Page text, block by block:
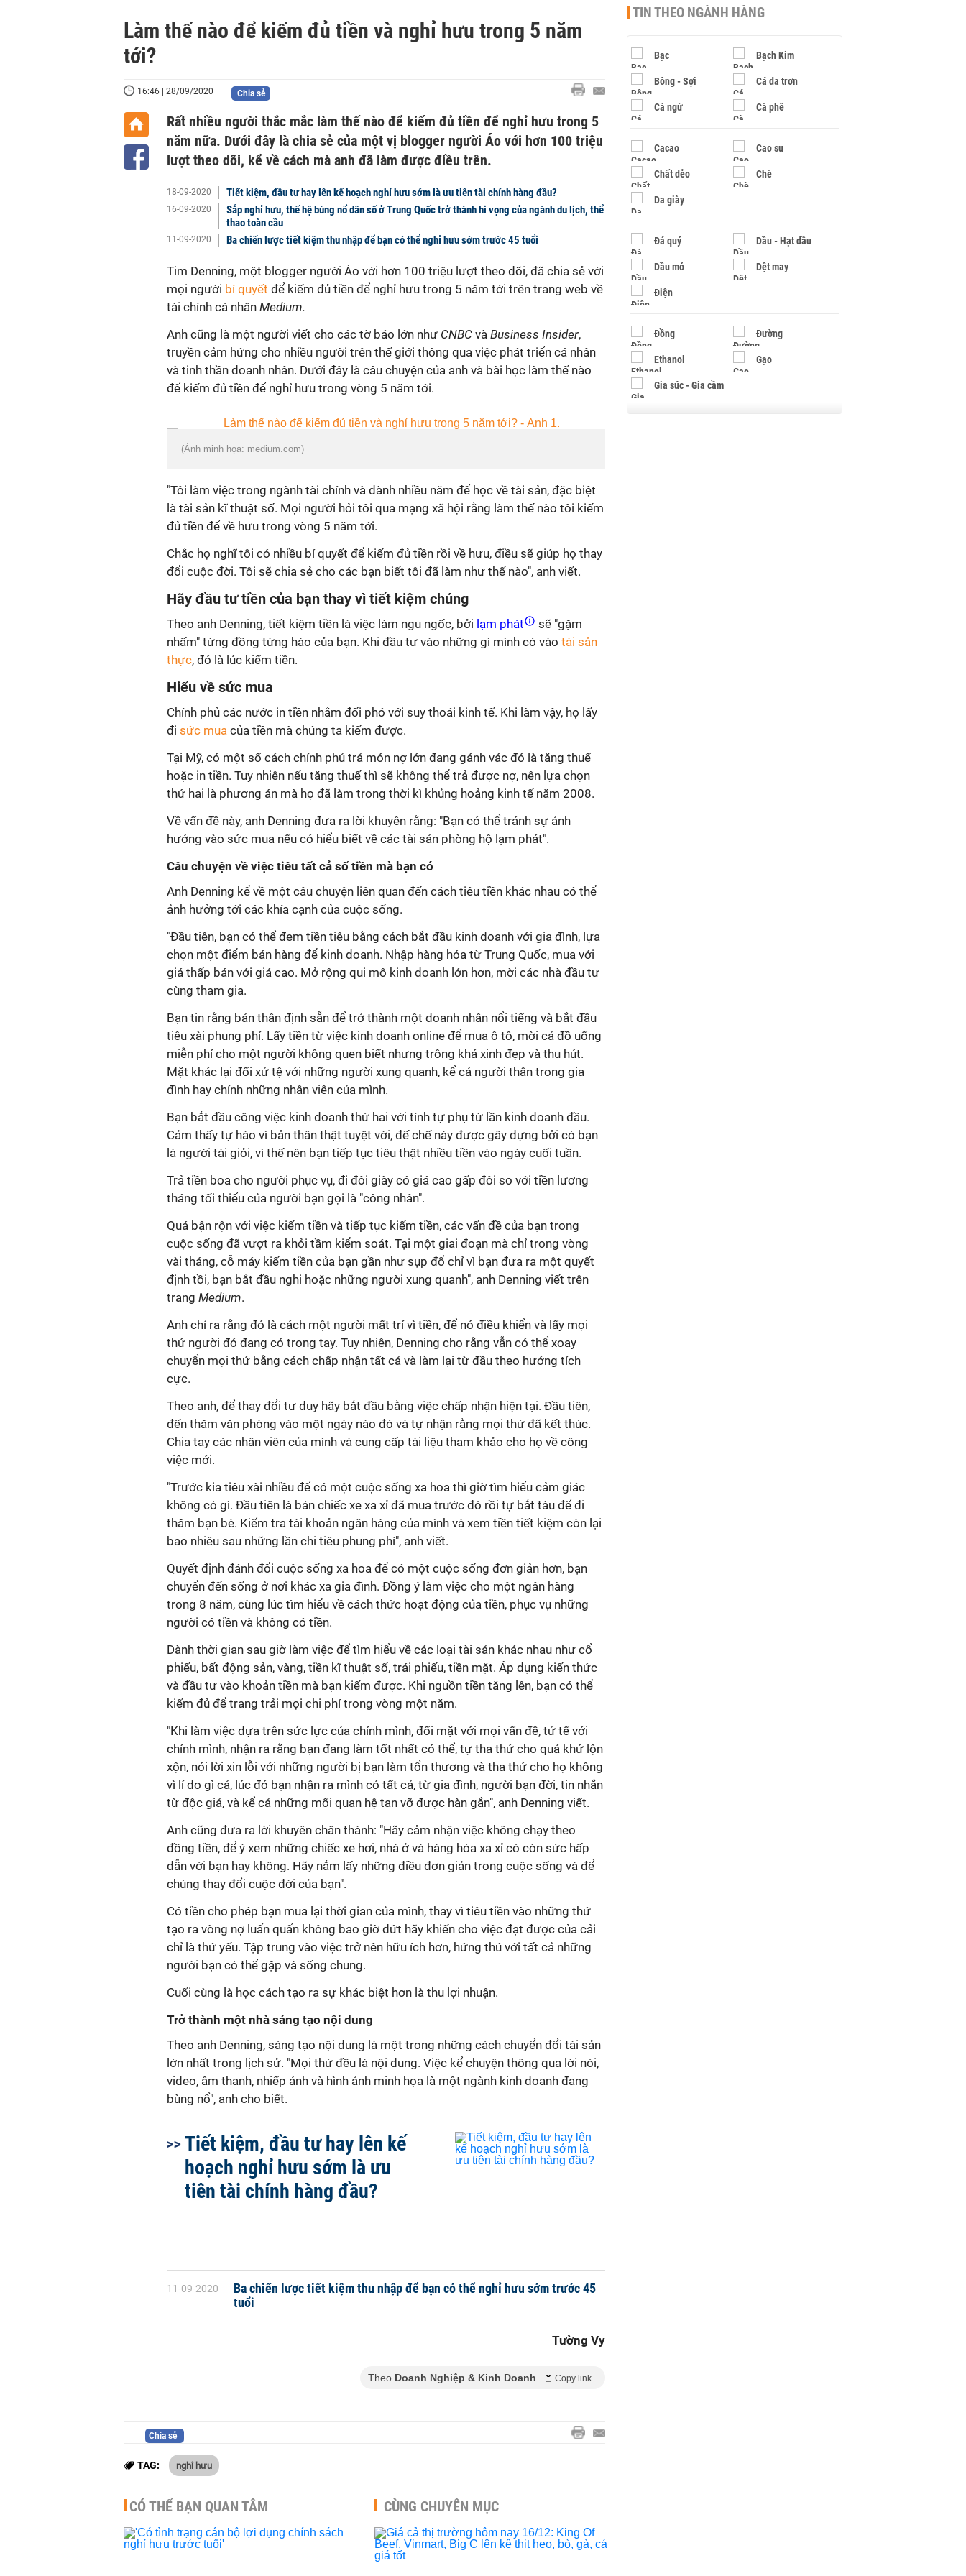
Làm thế nào để kiếm đủ tiền và nghỉ hưu trong 5 năm
tới?
16:46 | 28/09/2020 Chia sẻ
Rất nhiều người thắc mắc làm thế nào để kiếm đủ tiền để nghỉ hưu trong 5
năm nữa. Dưới đây là chia sẻ của một vị blogger người Áo với hơn 100 triệu
lượt theo dõi, kể về cách mà anh đã làm được điều trên.
18-09-2020 Tiết kiệm, đầu tư hay lên kế hoạch nghỉ hưu sớm là ưu tiên tài chính hàng đầu?
16-09-2020
Sắp nghỉ hưu, thế hệ bùng nổ dân số ở Trung Quốc trở thành hi vọng của ngành du lịch, thể
thao toàn cầu
11-09-2020 Ba chiến lược tiết kiệm thu nhập để bạn có thể nghỉ hưu sớm trước 45 tuổi
Tim Denning, một blogger người Áo với hơn 100 triệu lượt theo dõi, đã chia sẻ với
mọi người bí quyết để kiếm đủ tiền để nghỉ hưu trong 5 năm tới trên trang web về
tài chính cá nhân Medium.
Anh cũng là một người viết cho các tờ báo lớn như CNBC và Business Insider,
truyền cảm hứng cho nhiều người trên thế giới thông qua việc phát triển cá nhân
và tinh thần doanh nhân. Dưới đây là câu chuyện của anh và bài học làm thế nào
để kiếm đủ tiền để nghỉ hưu trong vòng 5 năm tới.
(Ảnh minh họa: medium.com)
"Tôi làm việc trong ngành tài chính và dành nhiều năm để học về tài sản, đặc biệt
là tài sản kĩ thuật số. Mọi người hỏi tôi qua mạng xã hội rằng làm thế nào tôi kiếm
đủ tiền để về hưu trong vòng 5 năm tới.
Chắc họ nghĩ tôi có nhiều bí quyết để kiếm đủ tiền rồi về hưu, điều sẽ giúp họ thay
đổi cuộc đời. Tôi sẽ chia sẻ cho các bạn biết tôi đã làm như thế nào", anh viết.
Hãy đầu tư tiền của bạn thay vì tiết kiệm chúng
Theo anh Denning, tiết kiệm tiền là việc làm ngu ngốc, bởi lạm phát
sẽ "gặm
nhấm" từng đồng từng hào của bạn. Khi đầu tư vào những gì mình có vào tài sản
thực, đó là lúc kiếm tiền.
Hiểu về sức mua
Chính phủ các nước in tiền nhằm đối phó với suy thoái kinh tế. Khi làm vậy, họ lấy
đi sức mua của tiền mà chúng ta kiếm được.
Tại Mỹ, có một số cách chính phủ trả món nợ lớn đang gánh vác đó là tăng thuế
hoặc in tiền. Tuy nhiên nếu tăng thuế thì sẽ không thể trả được nợ, nên lựa chọn
thứ hai là phương án mà họ đã làm trong thời kì khủng hoảng kinh tế năm 2008.
Về vấn đề này, anh Denning đưa ra lời khuyên rằng: "Bạn có thể tránh sự ảnh
hưởng vào sức mua nếu có hiểu biết về các tài sản phòng hộ lạm phát".
Câu chuyện về việc tiêu tất cả số tiền mà bạn có
Anh Denning kể về một câu chuyện liên quan đến cách tiêu tiền khác nhau có thể
ảnh hưởng tới các khía cạnh của cuộc sống.
"Đầu tiên, bạn có thể đem tiền tiêu bằng cách bắt đầu kinh doanh với gia đình, lựa
chọn một điểm bán hàng để kinh doanh. Nhập hàng hóa từ Trung Quốc, mua với
giá thấp bán với giá cao. Mở rộng qui mô kinh doanh lớn hơn, mời các nhà đầu tư
cùng tham gia.
Bạn tin rằng bản thân định sẵn để trở thành một doanh nhân nổi tiếng và bắt đầu
tiêu xài phung phí. Lấy tiền từ việc kinh doanh online để mua ô tô, mời cả đồ uống
miễn phí cho một người không quen biết nhưng trông khá xinh đẹp và thu hút.
Mặt khác lại đối xử tệ với những người xung quanh, kể cả người thân trong gia
đình hay chính những nhân viên của mình.
Bạn bắt đầu công việc kinh doanh thứ hai với tính tự phụ từ lần kinh doanh đầu.
Cảm thấy tự hào vì bản thân thật tuyệt vời, đế chế này được gây dựng bởi có bạn
là người tài giỏi, vì thế nên bạn tiếp tục tiêu thật nhiều tiền vào ngày cuối tuần.
Trả tiền boa cho người phục vụ, đi đôi giày có giá cao gấp đôi so với tiền lương
tháng tối thiểu của người bạn gọi là "công nhân".
Quá bận rộn với việc kiếm tiền và tiếp tục kiếm tiền, các vấn đề của bạn trong
cuộc sống đã vượt ra khỏi tầm kiểm soát. Tại một giai đoạn mà chỉ trong vòng
vài tháng, cỗ máy kiếm tiền của bạn gần như sụp đổ chỉ vì bạn đưa ra một quyết
định tồi, bạn bắt đầu nghi hoặc những người xung quanh", anh Denning viết trên
trang Medium.
Anh chỉ ra rằng đó là cách một người mất trí vì tiền, để nó điều khiển và lấy mọi
thứ người đó đang có trong tay. Tuy nhiên, Denning cho rằng vẫn có thể xoay
chuyển mọi thứ bằng cách chấp nhận tất cả và làm lại từ đầu theo hướng tích
cực.
Theo anh, để thay đổi tư duy hãy bắt đầu bằng việc chấp nhận hiện tại. Đầu tiên,
đến thăm văn phòng vào một ngày nào đó và tự nhận rằng mọi thứ đã kết thúc.
Chia tay các nhân viên của mình và cung cấp tài liệu tham khảo cho họ về công
việc mới.
"Trước kia tiêu xài nhiều để có một cuộc sống xa hoa thì giờ tìm hiểu cảm giác
không có gì. Đầu tiên là bán chiếc xe xa xỉ đã mua trước đó rồi tự bắt tàu để đi
thăm bạn bè. Kiểm tra tài khoản ngân hàng của mình và xem tiền tiết kiệm còn lại
bao nhiêu sau những lần chi tiêu phung phí", anh viết.
Quyết định đánh đổi cuộc sống xa hoa để có một cuộc sống đơn giản hơn, bạn
chuyển đến sống ở nơi khác xa gia đình. Đồng ý làm việc cho một ngân hàng
trong 8 năm, cùng lúc tìm hiểu về cách thức hoạt động của tiền, phục vụ những
người có tiền và không có tiền.
Dành thời gian sau giờ làm việc để tìm hiểu về các loại tài sản khác nhau như cổ
phiếu, bất động sản, vàng, tiền kĩ thuật số, trái phiếu, tiền mặt. Áp dụng kiến thức
và đầu tư vào khoản tiền mà bạn kiếm được. Khi nguồn tiền tăng lên, bạn có thể
kiếm đủ để trang trải mọi chi phí trong vòng một năm.
"Khi làm việc dựa trên sức lực của chính mình, đối mặt với mọi vấn đề, tử tế với
chính mình, nhận ra rằng bạn đang làm tốt nhất có thể, tự tha thứ cho quá khứ lộn
xộn, nói lời xin lỗi với những người bị bạn làm tổn thương và tha thứ cho họ không
vì lí do gì cả, lúc đó bạn nhận ra mình có tất cả, từ gia đình, người bạn đời, tin nhắn
từ độc giả, và kể cả những mối quan hệ tan vỡ được hàn gắn", anh Denning viết.
Anh cũng đưa ra lời khuyên chân thành: "Hãy cảm nhận việc không chạy theo
đồng tiền, để ý xem những chiếc xe hơi, nhà ở và hàng hóa xa xỉ có còn sức hấp
dẫn với bạn hay không. Hãy nắm lấy những điều đơn giản trong cuộc sống và để
chúng thay đổi cuộc đời của bạn".
Có tiền cho phép bạn mua lại thời gian của mình, thay vì tiêu tiền vào những thứ
tạo ra vòng nợ luẩn quẩn không bao giờ dứt hãy khiến cho việc đạt được của cải
chỉ là thứ yếu. Tập trung vào việc trở nên hữu ích hơn, hứng thú với tất cả những
người bạn có thể gặp và sống chung.
Cuối cùng là học cách tạo ra sự khác biệt hơn là thu lợi nhuận.
Trở thành một nhà sáng tạo nội dung
Theo anh Denning, sáng tạo nội dung là một trong những cách chuyển đổi tài sản
lớn nhất trong lịch sử. "Mọi thứ đều là nội dung. Việc kể chuyện thông qua lời nói,
video, âm thanh, nhiếp ảnh và hình ảnh minh họa là một ngành kinh doanh đang
bùng nổ", anh cho biết.
Tiết kiệm, đầu tư hay lên kế
hoạch nghỉ hưu sớm là ưu
tiên tài chính hàng đầu?
11-09-2020
Ba chiến lược tiết kiệm thu nhập để bạn có thể nghỉ hưu sớm trước 45
tuổi
Tường Vy
Theo Doanh Nghiệp & Kinh Doanh Copy link
Chia sẻ
TAG: nghỉ hưu
CÓ THỂ BẠN QUAN TÂM CÙNG CHUYÊN MỤC
TIN THEO NGÀNH HÀNG
Bạc Bạch Kim
Bông - Sợi Cá da trơn
Cá ngừ Cà phê
Cacao Cao su
Chất dẻo Chè
Da giày
Đá quý Dầu - Hạt dầu
Dầu mỏ Dệt may
Điện
Đồng Đường
Ethanol Gạo
Gia súc - Gia cầm